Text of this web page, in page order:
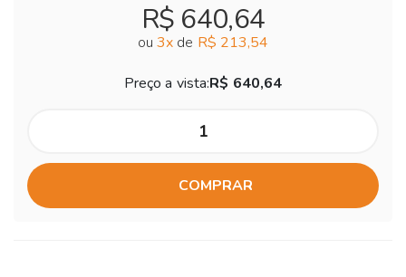
R$ 640,64
ou 3x de R$ 213,54
Preço a vista:R$ 640,64
COMPRAR